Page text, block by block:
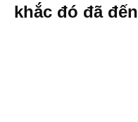
khắc đó đã đến